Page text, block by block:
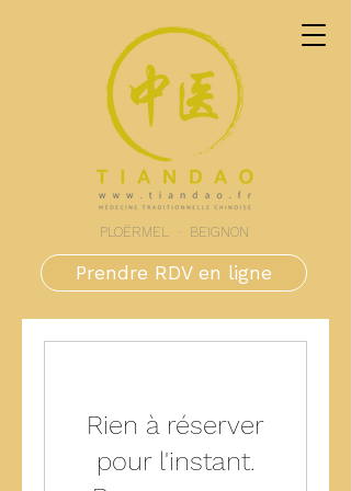
PLOËRMEL · BEIGNON
Prendre RDV en ligne
Rien à réserver
pour l'instant.